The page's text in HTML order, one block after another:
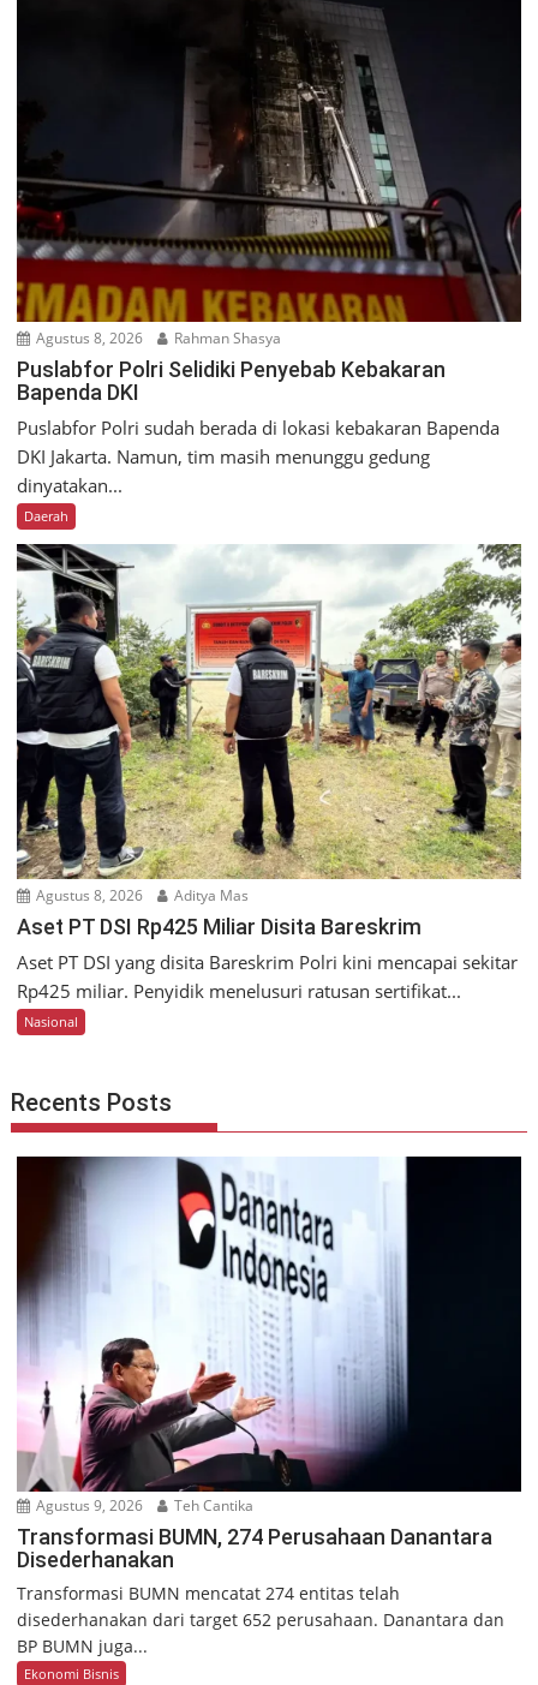
Agustus 8, 2026 Rahman Shasya
Puslabfor Polri Selidiki Penyebab Kebakaran
Bapenda DKI
Puslabfor Polri sudah berada di lokasi kebakaran Bapenda
DKI Jakarta. Namun, tim masih menunggu gedung
dinyatakan...
Daerah
Agustus 8, 2026 Aditya Mas
Aset PT DSI Rp425 Miliar Disita Bareskrim
Aset PT DSI yang disita Bareskrim Polri kini mencapai sekitar
Rp425 miliar. Penyidik menelusuri ratusan sertifikat...
Nasional
Recents Posts
Agustus 9, 2026 Teh Cantika
Transformasi BUMN, 274 Perusahaan Danantara
Disederhanakan
Transformasi BUMN mencatat 274 entitas telah
disederhanakan dari target 652 perusahaan. Danantara dan
BP BUMN juga...
Ekonomi Bisnis